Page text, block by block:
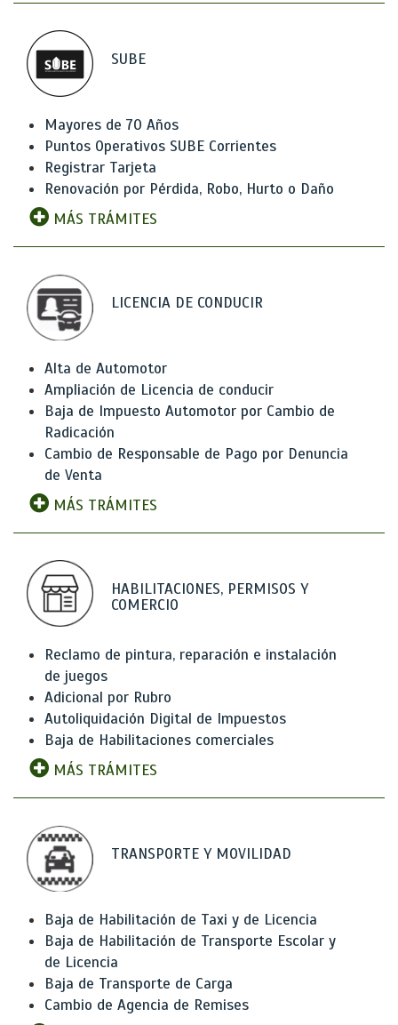
SUBE
Mayores de 70 Años
Puntos Operativos SUBE Corrientes
Registrar Tarjeta
Renovación por Pérdida, Robo, Hurto o Daño
MÁS TRÁMITES
LICENCIA DE CONDUCIR
Alta de Automotor
Ampliación de Licencia de conducir
Baja de Impuesto Automotor por Cambio de
Radicación
Cambio de Responsable de Pago por Denuncia
de Venta
MÁS TRÁMITES
HABILITACIONES, PERMISOS Y
COMERCIO
Reclamo de pintura, reparación e instalación
de juegos
Adicional por Rubro
Autoliquidación Digital de Impuestos
Baja de Habilitaciones comerciales
MÁS TRÁMITES
TRANSPORTE Y MOVILIDAD
Baja de Habilitación de Taxi y de Licencia
Baja de Habilitación de Transporte Escolar y
de Licencia
Baja de Transporte de Carga
Cambio de Agencia de Remises